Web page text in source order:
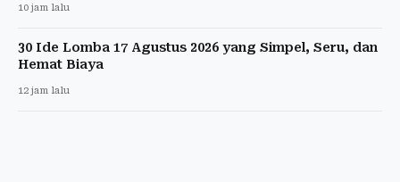
10 jam lalu
30 Ide Lomba 17 Agustus 2026 yang Simpel, Seru, dan
Hemat Biaya
12 jam lalu